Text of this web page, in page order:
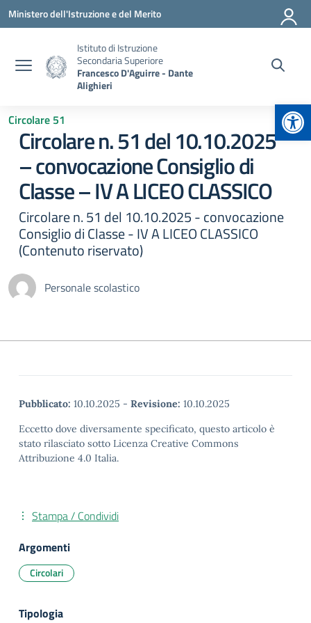
Vai ai contenuti
Vai al menu di navigazione
Vai al footer
Ministero dell'Istruzione e del Merito
Istituto di Istruzione
Secondaria Superiore
Francesco D'Aguirre - Dante
Alighieri
Circolare 51
Circolare n. 51 del 10.10.2025
– convocazione Consiglio di
Classe – IV A LICEO CLASSICO
Circolare n. 51 del 10.10.2025 - convocazione
Consiglio di Classe - IV A LICEO CLASSICO
(Contenuto riservato)
Personale scolastico
Pubblicato: 10.10.2025 - Revisione: 10.10.2025
Eccetto dove diversamente specificato, questo articolo è
stato rilasciato sotto Licenza Creative Commons
Attribuzione 4.0 Italia.
Stampa / Condividi
Argomenti
Circolari
Tipologia